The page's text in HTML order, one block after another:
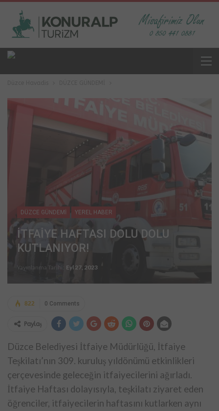
DÜZCE GÜNDEMİ YEREL HABER
İTFAİYE HAFTASI DOLU DOLU
KUTLANIYOR!
Yayınlanma Tarihi: Eyl 27, 2023
0 Comments
822
Paylaş
Düzce Belediyesi İtfaiye Müdürlüğü, İtfaiye
Teşkilatı’nın 309. kuruluş yıldönümü etkinlikleri
çerçevesinde geleceğin itfaiyecilerini ağırladı.
İtfaiye Haftası dolayısıyla, teşkilatı ziyaret eden
öğrenciler, itfaiyecilerin haftasını kutlarken aynı